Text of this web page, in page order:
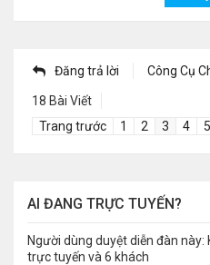
Đăng trả lời Công Cụ
18 Bài Viết
Trang trước
1 2 3 4 5
AI ĐANG TRỰC TUYẾN?
Người dùng duyệt diễn đàn
trực tuyến và 6 khách